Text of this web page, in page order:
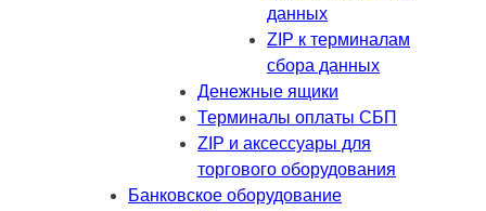
данных
ZIP к терминалам
сбора данных
Денежные ящики
Терминалы оплаты СБП
ZIP и аксессуары для
торгового оборудования
Банковское оборудование